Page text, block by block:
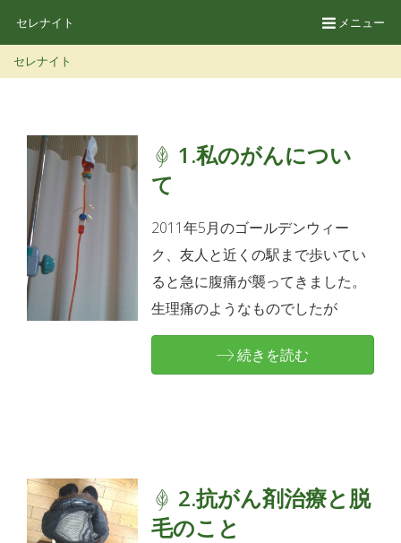
セレナイト メニュー
セレナイト
1.私のがんについ
て
2011年5月のゴールデンウィー
ク、友人と近くの駅まで歩いてい
ると急に腹痛が襲ってきました。
生理痛のようなものでしたが
続きを読む
2.抗がん剤治療と脱
毛のこと